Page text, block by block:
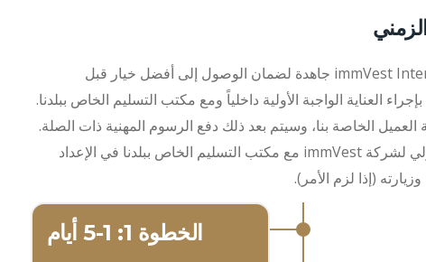
ستسعى شركة immVest International جاهدة لضمان الوصول إلى أفضل خيار قبل
العناية الواجبة الأولية داخلياً ومع مكتب التسليم الخاص ببلدنا.
العميل الخاصة بنا، وسيتم بعد ذلك دفع الرسوم المهنية ذات الصلة.
سيبدأ مكتب المعالجة الدولي لشركة immVest مع مكتب التسليم الخاص ببلدنا في الإعداد
(إذا لزم الأمر).
الخطوة 1: 1-5 أيام